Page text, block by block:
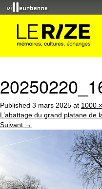
Published 3 mars 2025 at 1000
L’abattage du grand platane de
Suivant →